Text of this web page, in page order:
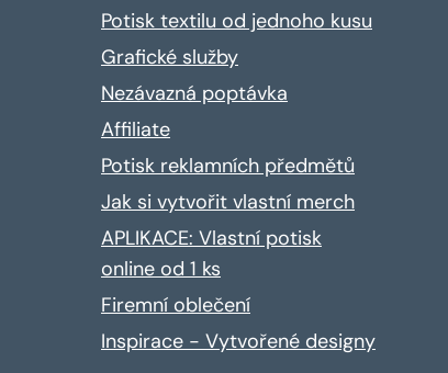
Potisk textilu od jednoho kusu
Grafické služby
Nezávazná poptávka
Affiliate
Potisk reklamních předmětů
Jak si vytvořit vlastní merch
APLIKACE: Vlastní potisk
online od 1 ks
Firemní oblečení
Inspirace - Vytvořené designy